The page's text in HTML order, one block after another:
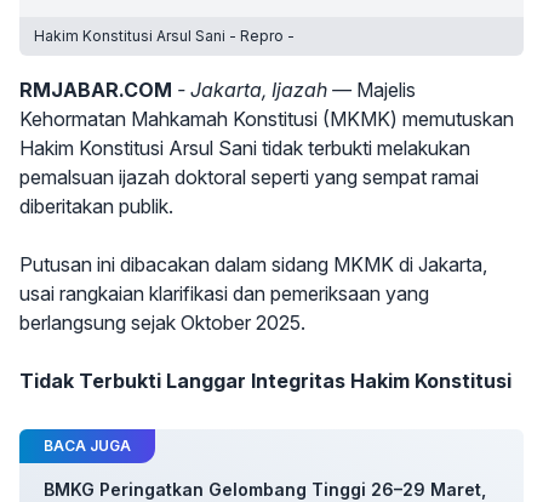
Hakim Konstitusi Arsul Sani - Repro -
RMJABAR.COM - Jakarta, Ijazah — Majelis
Kehormatan Mahkamah Konstitusi (MKMK) memutuskan
Hakim Konstitusi Arsul Sani tidak terbukti melakukan
pemalsuan ijazah doktoral seperti yang sempat ramai
diberitakan publik.
Putusan ini dibacakan dalam sidang MKMK di Jakarta,
usai rangkaian klarifikasi dan pemeriksaan yang
berlangsung sejak Oktober 2025.
Tidak Terbukti Langgar Integritas Hakim Konstitusi
BACA JUGA
BMKG Peringatkan Gelombang Tinggi 26–29 Maret,